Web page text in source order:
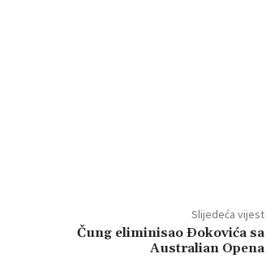
Slijedeća vijest
Čung eliminisao Ðokovića sa
Australian Opena